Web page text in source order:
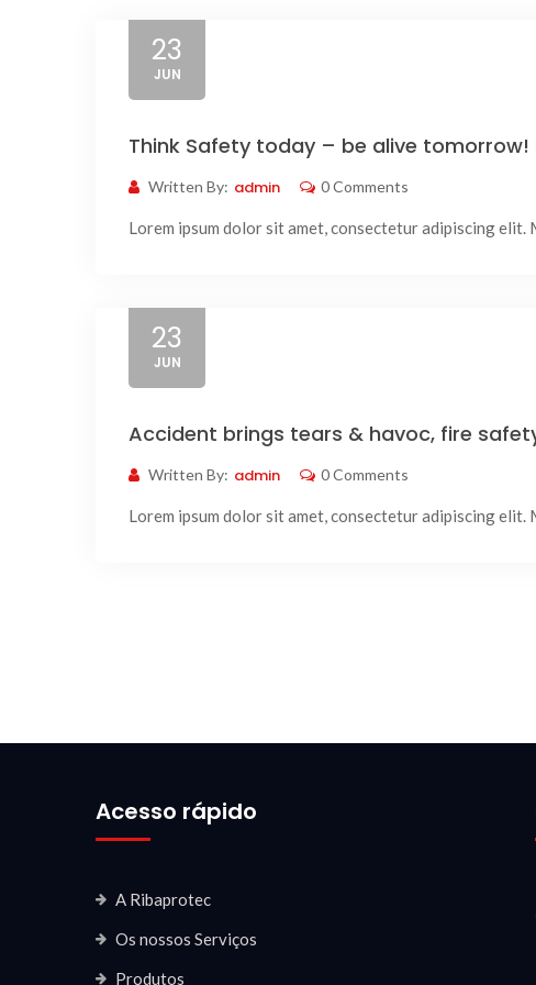
23
JUN
Think Safety today – be alive tomorrow!
Written By: admin 0 Comments
Lorem ipsum dolor sit amet, consectetur adipiscing elit.
23
JUN
Accident brings tears & havoc, fire
Written By: admin 0 Comments
Lorem ipsum dolor sit amet, consectetur adipiscing elit.
Acesso rápido
A Ribaprotec
Os nossos Serviços
Produtos